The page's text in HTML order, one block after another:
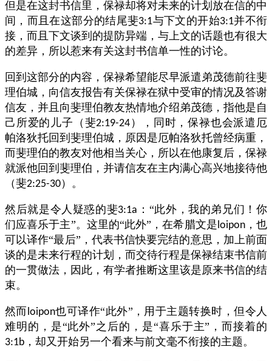
但是在这封书信里，保禄却将对未来的计划放在信的中
间，而且在这部分的结尾斐3:1与下文的开始3:1并不衔
接，而且下文谈到的提防异端，与上文的话题也有很大
的差异，所以惹来有关这封书信单一性的讨论。
回到这部分的内容，保禄希望能尽早派遣弟茂德前往斐
理伯城，向信友报告有关保禄在狱中受审的情况及答谢
信友，并且向斐理伯教友热情地介绍弟茂德，指他是自
己所爱的儿子（斐2:19-24 ），同时，保禄也会派遣厄
帕洛狄托回到斐理伯城，原因是厄帕洛狄托曾经病重，
而斐理伯的教友对他相当关心，所以在他康复后，保禄
就派他回到斐理伯，并请信友在主内满心高兴地接待他
（斐2:25-30）。
然后就是令人疑惑的斐3:1a ：“此外，我的弟兄们！你
们应喜乐于主”。这里的“此外”，在希腊文是loipon，也
可以译作“最后”，代表书信快要完结的意思，加上前面
谈的是未来行程的计划，而交待行程是保禄结束书信前
的一贯做法，因此，有学者推断这里该是原来书信的结
束。
然而loipon也可译作“此外”，用于主题转换时，但令人
难明的，是“此外”之后的，是“喜乐于主”，而接着的
3:1b ，却又开始另一个看来与前文毫不衔接的主题。